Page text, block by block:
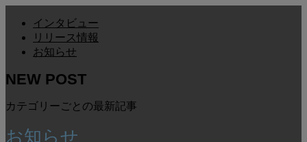
インタビュー
リリース情報
お知らせ
NEW POST
カテゴリーごとの最新記事
お知らせ